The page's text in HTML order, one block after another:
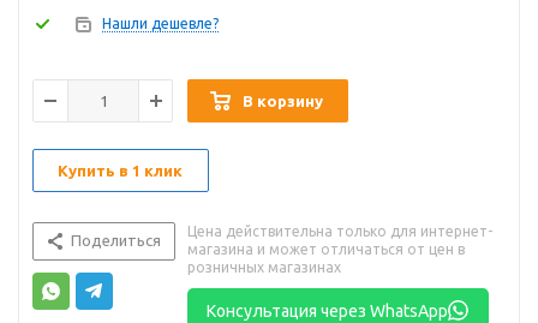
Нашли дешевле?
В корзину
Купить в 1 клик
Поделиться
Цена действительна только для интернет-
магазина и может отличаться от цен в
розничных магазинах
Консультация через WhatsApp